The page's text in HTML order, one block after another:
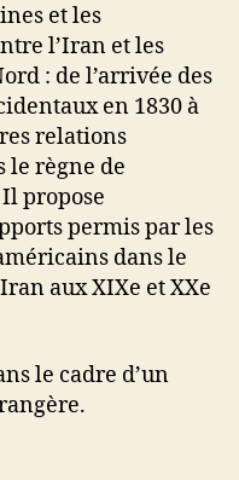
et les
l’Iran et les
: de l’arrivée des
en 1830 à
relations
le règne de
propose
permis par les
dans le
aux XIXe et XXe
le cadre d’un